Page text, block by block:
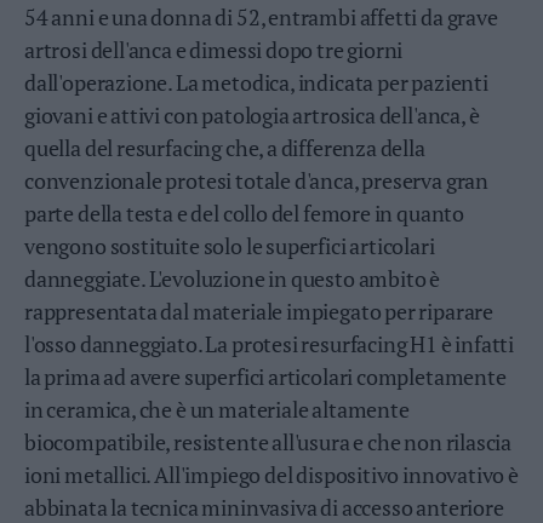
Laghi
Valsugana
–
Primiero
Vallagarina
Sole
Fiemme
–
Fassa
Giudicarie
Rendena
Alto
Adige
–
Südtirol
54 anni e una donna di 52, entrambi affetti da grave
artrosi dell'anca e dimessi dopo tre giorni
dall'operazione. La metodica, indicata per pazienti
giovani e attivi con patologia artrosica dell'anca, è
quella del resurfacing che, a differenza della
convenzionale protesi totale d'anca, preserva gran
parte della testa e del collo del femore in quanto
vengono sostituite solo le superfici articolari
danneggiate. L'evoluzione in questo ambito è
rappresentata dal materiale impiegato per riparare
l'osso danneggiato. La protesi resurfacing H1 è infatti
la prima ad avere superfici articolari completamente
in ceramica, che è un materiale altamente
biocompatibile, resistente all'usura e che non rilascia
ioni metallici. All'impiego del dispositivo innovativo è
abbinata la tecnica mininvasiva di accesso anteriore